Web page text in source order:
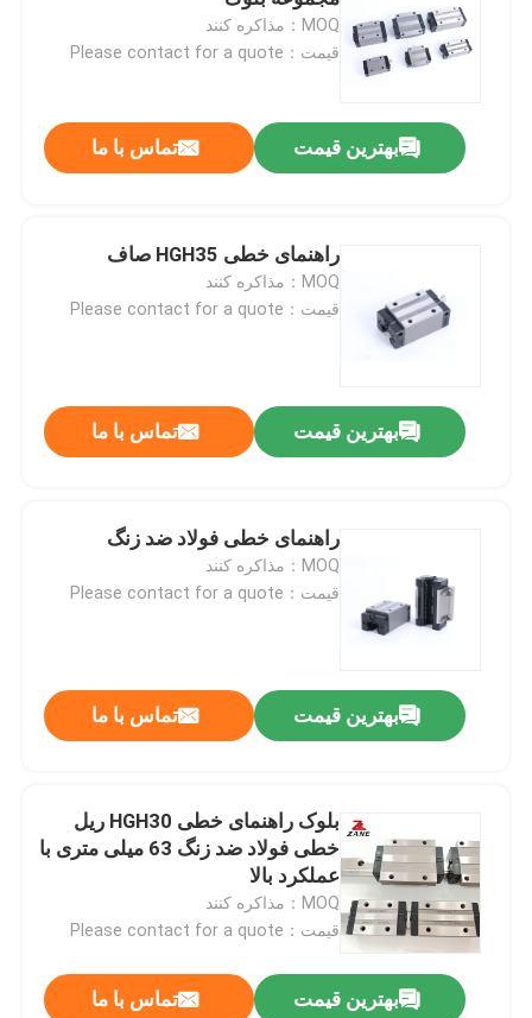
MOQ：مذاکره کنند
قیمت：Please contact for a quote
بهترین قیمت تماس با ما
راهنمای خطی HGH35 صاف
MOQ：مذاکره کنند
قیمت：Please contact for a quote
بهترین قیمت تماس با ما
راهنمای خطی فولاد ضد زنگ
MOQ：مذاکره کنند
قیمت：Please contact for a quote
بهترین قیمت تماس با ما
بلوک راهنمای خطی HGH30 ریل
خطی فولاد ضد زنگ 63 میلی متری با
عملکرد بالا
MOQ：مذاکره کنند
قیمت：Please contact for a quote
بهترین قیمت تماس با ما